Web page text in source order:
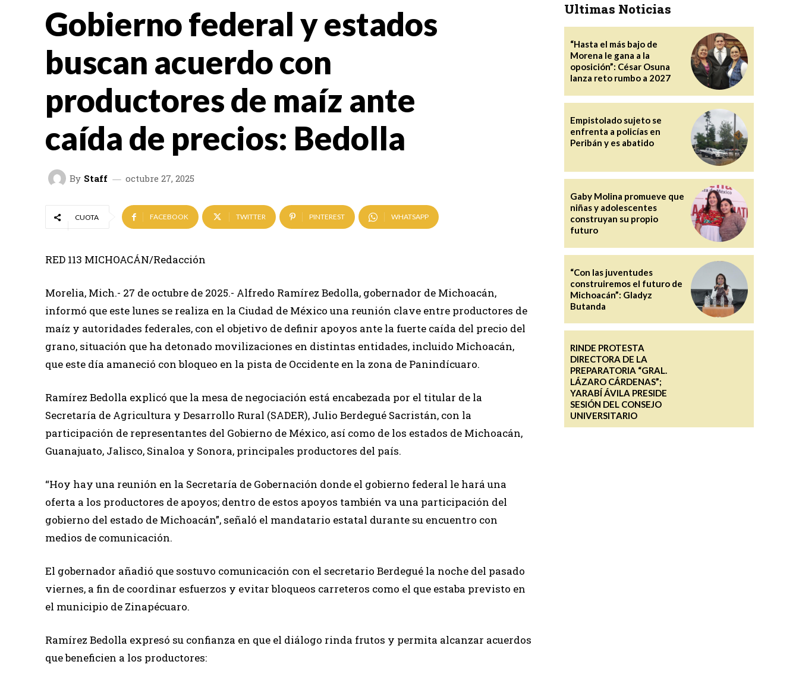
Gobierno federal y estados
buscan acuerdo con
productores de maíz ante
caída de precios: Bedolla
By Staff octubre 27, 2025
CUOTA FACEBOOK TWITTER PINTEREST WHATSAPP
RED 113 MICHOACÁN/Redacción
Morelia, Mich.- 27 de octubre de 2025.- Alfredo Ramírez Bedolla, gobernador de Michoacán,
informó que este lunes se realiza en la Ciudad de México una reunión clave entre productores de
maíz y autoridades federales, con el objetivo de definir apoyos ante la fuerte caída del precio del
grano, situación que ha detonado movilizaciones en distintas entidades, incluido Michoacán,
que este día amaneció con bloqueo en la pista de Occidente en la zona de Panindícuaro.
Ramírez Bedolla explicó que la mesa de negociación está encabezada por el titular de la
Secretaría de Agricultura y Desarrollo Rural (SADER), Julio Berdegué Sacristán, con la
participación de representantes del Gobierno de México, así como de los estados de Michoacán,
Guanajuato, Jalisco, Sinaloa y Sonora, principales productores del país.
“Hoy hay una reunión en la Secretaría de Gobernación donde el gobierno federal le hará una
oferta a los productores de apoyos; dentro de estos apoyos también va una participación del
gobierno del estado de Michoacán”, señaló el mandatario estatal durante su encuentro con
medios de comunicación.
El gobernador añadió que sostuvo comunicación con el secretario Berdegué la noche del pasado
viernes, a fin de coordinar esfuerzos y evitar bloqueos carreteros como el que estaba previsto en
el municipio de Zinapécuaro.
Ramírez Bedolla expresó su confianza en que el diálogo rinda frutos y permita alcanzar acuerdos
que beneficien a los productores:
Ultimas Noticias
“Hasta el más bajo de
Morena le gana a la
oposición”: César Osuna
lanza reto rumbo a 2027
Empistolado sujeto se
enfrenta a policías en
Peribán y es abatido
Gaby Molina promueve que
niñas y adolescentes
construyan su propio
futuro
“Con las juventudes
construiremos el futuro de
Michoacán”: Gladyz
Butanda
RINDE PROTESTA
DIRECTORA DE LA
PREPARATORIA “GRAL.
LÁZARO CÁRDENAS”;
YARABÍ ÁVILA PRESIDE
SESIÓN DEL CONSEJO
UNIVERSITARIO